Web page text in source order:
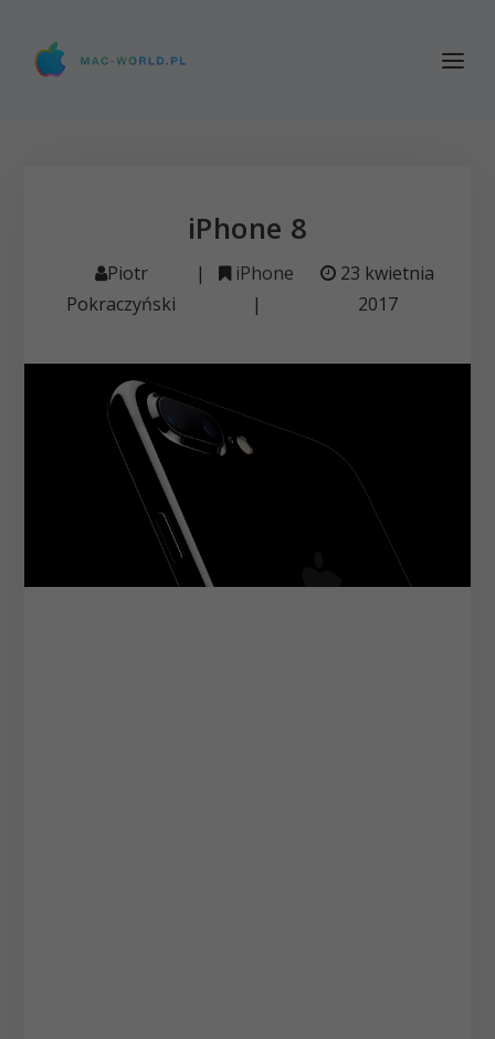
iPhone 8
Piotr
Pokraczyński
|
iPhone
|
23 kwietnia
2017